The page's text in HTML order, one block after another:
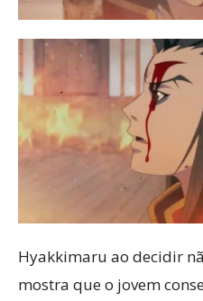
Hyakkimaru ao decidir
mostra que o jovem